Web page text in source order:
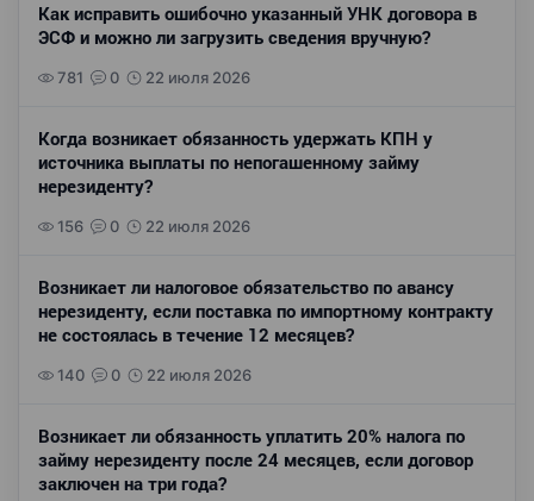
Как исправить ошибочно указанный УНК договора в
ЭСФ и можно ли загрузить сведения вручную?
781 0 22 июля 2026
Когда возникает обязанность удержать КПН у
источника выплаты по непогашенному займу
нерезиденту?
156 0 22 июля 2026
Возникает ли налоговое обязательство по авансу
нерезиденту, если поставка по импортному контракту
не состоялась в течение 12 месяцев?
140 0 22 июля 2026
Возникает ли обязанность уплатить 20% налога по
займу нерезиденту после 24 месяцев, если договор
заключен на три года?